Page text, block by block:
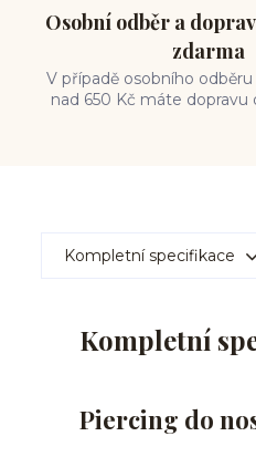
Osobní odběr a
zdarma
V případě osobního
nad 650 Kč máte dopravu
Kompletní specifikace
Kompletní
Piercing do